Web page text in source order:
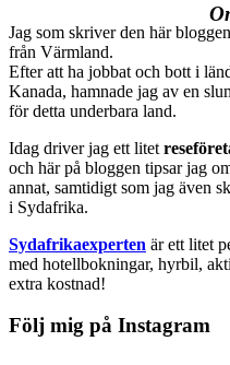
Jag som skriver den här
från Värmland.
Efter att ha jobbat och bott i
Kanada, hamnade jag av en
för detta underbara land.
Idag driver jag ett litet
och här på bloggen tipsar jag
annat, samtidigt som jag även
i Sydafrika.
Sydafrikaexperten är ett litet
med hotellbokningar, hyrbil,
extra kostnad!
Följ mig på Instagram